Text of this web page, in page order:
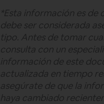
*Esta información es
debe ser considerada
tipo. Antes de tomar
consulta con un
información de este
actualizada en tiempo
asegúrate de que la
haya cambiado